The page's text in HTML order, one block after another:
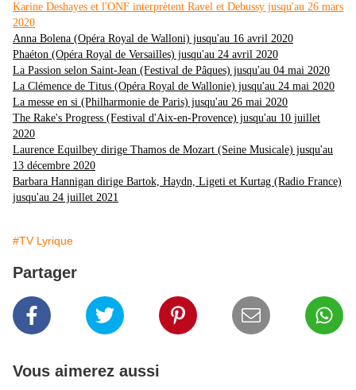
Karine Deshayes et l'ONF interprètent Ravel et Debussy jusqu'au 26 mars
2020
Anna Bolena (Opéra Royal de Walloni) jusqu'au 16 avril 2020
Phaéton (Opéra Royal de Versailles) jusqu'au 24 avril 2020
La Passion selon Saint-Jean (Festival de Pâques) jusqu'au 04 mai 2020
La Clémence de Titus (Opéra Royal de Wallonie) jusqu'au 24 mai 2020
La messe en si (Philharmonie de Paris) jusqu'au 26 mai 2020
The Rake's Progress (Festival d'Aix-en-Provence) jusqu'au 10 juillet
2020
Laurence Equilbey dirige Thamos de Mozart (Seine Musicale) jusqu'au
13 décembre 2020
Barbara Hannigan dirige Bartok, Haydn, Ligeti et Kurtag (Radio France)
jusqu'au 24 juillet 2021
#TV Lyrique
Partager
Vous aimerez aussi